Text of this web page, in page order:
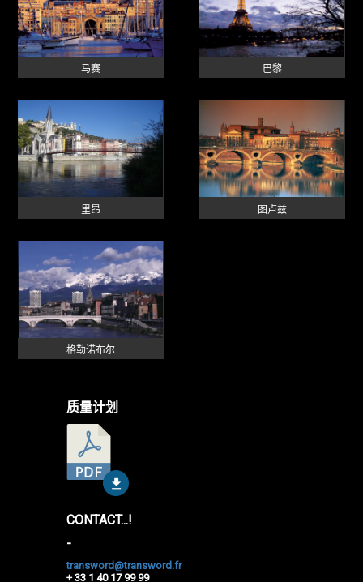
马赛 巴黎
里昂 图卢兹
格勒诺布尔
质量计划
CONTACT...!
-
transword@transword.fr
+ 33 1 40 17 99 99